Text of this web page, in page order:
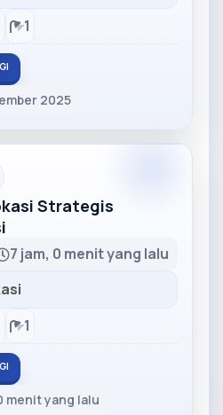
1
2025
Strategis
7 jam, 0 menit yang lalu
1
menit yang lalu